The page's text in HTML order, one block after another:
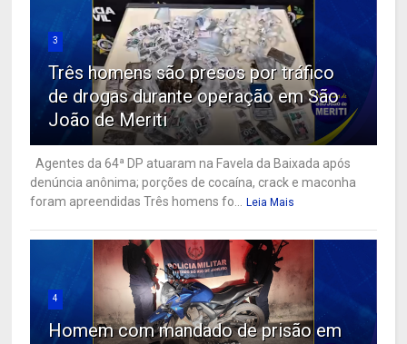
3
Três homens são presos por tráfico
de drogas durante operação em São
João de Meriti
Agentes da 64ª DP atuaram na Favela da Baixada após
denúncia anônima; porções de cocaína, crack e maconha
foram apreendidas Três homens fo... Leia Mais
4
Homem com mandado de prisão em